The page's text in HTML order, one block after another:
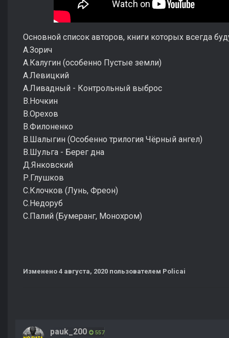
Основной список авторов, книги которых всегда
А.Зорич
А.Калугин (особенно Пустые земли)
А.Левицкий
А.Ливадный - Контрольный выброс
В.Ночкин
В.Орехов
В.Филоненко
В.Шалыгин (Особенно трилогия Чёрный ангел)
В.Шульга - Берег дна
Д.Янковский
Р.Глушков
С.Клочков (Лунь, Фреон)
С.Недоруб
С.Палий (Бумеранг, Монохром)
Изменено 4 августа, 2020 пользователем Policai
pauk_200 557